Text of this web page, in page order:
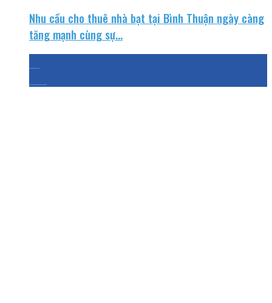
Nhu cầu cho thuê nhà bạt tại Bình Thuận ngày càng
tăng mạnh cùng sự...